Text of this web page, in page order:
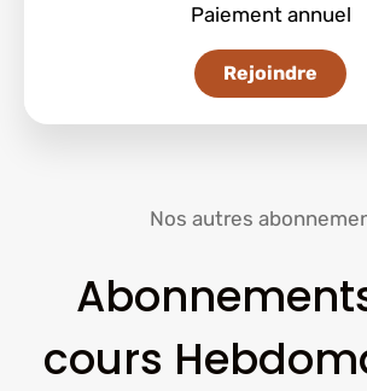
Paiement annuel
Rejoindre
Nos autres
cours